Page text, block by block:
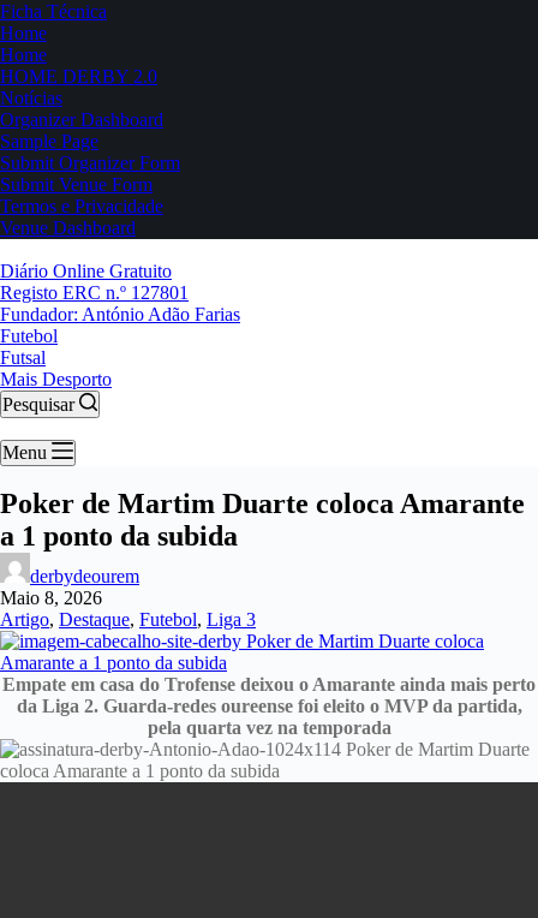
Ficha Técnica
Home
Home
HOME DERBY 2.0
Notícias
Organizer Dashboard
Sample Page
Submit Organizer Form
Submit Venue Form
Termos e Privacidade
Venue Dashboard
Diário Online Gratuito
Registo ERC n.º 127801
Fundador: António Adão Farias
Futebol
Futsal
Mais Desporto
Pesquisar
Menu
Poker de Martim Duarte coloca Amarante
a 1 ponto da subida
derbydeourem
Maio 8, 2026
Artigo, Destaque, Futebol, Liga 3
Empate em casa do Trofense deixou o Amarante ainda mais perto
da Liga 2. Guarda-redes oureense foi eleito o MVP da partida,
pela quarta vez na temporada